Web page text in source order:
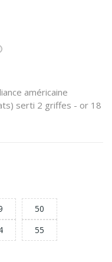
américaine
serti 2 griffes - or 18
50
55